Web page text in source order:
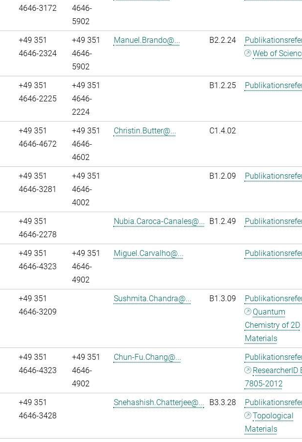
4646-3172
4646-
5902
+49 351
4646-2324
+49 351
4646-
5902
Manuel.Brando@... B2.2.24
Web of
+49 351
4646-2225
+49 351
4646-
2224
B1.2.25
+49 351
4646-4672
+49 351
4646-
4602
Christin.Butter@... C1.4.02
+49 351
4646-3281
+49 351
4646-
4002
B1.2.09
+49 351
4646-2278
Nubia.Caroca-Canales@... B1.2.49
+49 351
4646-4323
+49 351
4646-
4902
Miguel.Carvalho@...
+49 351
4646-3209
Sushmita.Chandra@... B1.3.09
Quantum
Chemistry of 2D
Materials
+49 351
4646-4323
+49 351
4646-
4902
Chun-Fu.Chang@...
ResearcherID
7805-2012
+49 351
4646-3428
Snehashish.Chatterjee@... B3.3.28
Topological
Materials